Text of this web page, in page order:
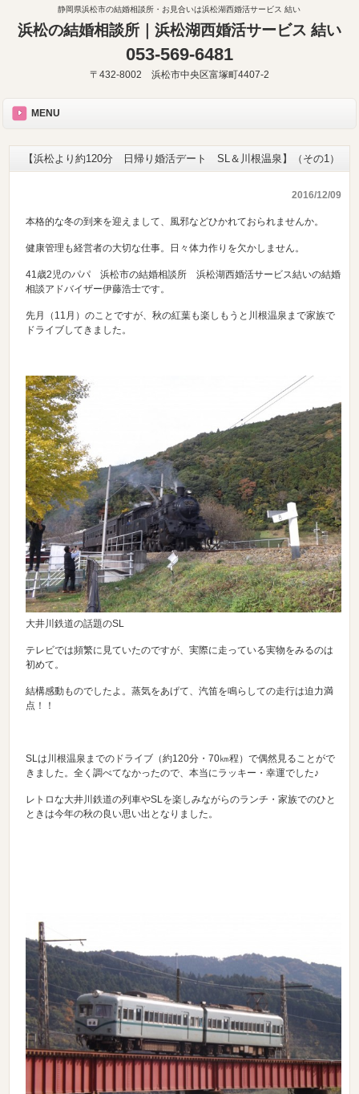
静岡県浜松市の結婚相談所・お見合いは浜松湖西婚活サービス 結い
浜松の結婚相談所｜浜松湖西婚活サービス 結い
053-569-6481
〒432-8002 浜松市中央区富塚町4407-2
MENU
【浜松より約120分 日帰り婚活デート SL＆川根温泉】（その1）
2016/12/09
本格的な冬の到来を迎えまして、風邪などひかれておられませんか。
健康管理も経営者の大切な仕事。日々体力作りを欠かしません。
41歳2児のパパ 浜松市の結婚相談所 浜松湖西婚活サービス結いの結婚
相談アドバイザー伊藤浩士です。
先月（11月）のことですが、秋の紅葉も楽しもうと川根温泉まで家族で
ドライブしてきました。
大井川鉄道の話題のSL
テレビでは頻繁に見ていたのですが、実際に走っている実物をみるのは
初めて。
結構感動ものでしたよ。蒸気をあげて、汽笛を鳴らしての走行は迫力満
点！！
SLは川根温泉までのドライブ（約120分・70㎞程）で偶然見ることがで
きました。全く調べてなかったので、本当にラッキー・幸運でした♪
レトロな大井川鉄道の列車やSLを楽しみながらのランチ・家族でのひと
ときは今年の秋の良い思い出となりました。